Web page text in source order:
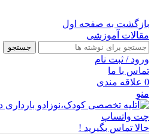
بازگشت به صفحه اول
مقالات آموزشی
جستجو
ورود / ثبت نام
تماس با ما
0 علاقه مندی
منو
چت واتساپ
حالا تماس بگیرید !